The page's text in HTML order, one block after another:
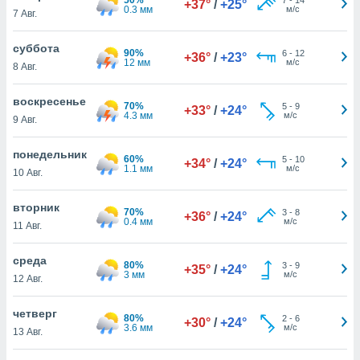
действия
рекламу
нашей
cookie
cookie
в
нашего
7 Авг.
0.3 мм
+37° / +25°
м/с
суббота
8 Авг.
90%
12 мм
+36° / +23° 6- 12
м/с
воскресенье
9 Авг.
70%
4.3 мм
+33° / +24° 5- 9
м/с
понедельник
10 Авг.
60%
1.1 мм
+34° / +24° 5- 10
м/с
вторник
11 Авг.
70%
0.4 мм
+36° / +24° 3- 8
м/с
среда
12 Авг.
80%
3 мм
+35° / +24° 3- 9
м/с
четверг
13 Авг.
80%
3.6 мм
+30° / +24° 2- 6
м/с